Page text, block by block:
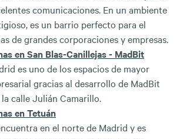
comunicaciones. En un ambiente
es un barrio perfecto para el
de grandes corporaciones y empresas.
en San Blas-Canillejas - MadBit
es uno de los espacios de mayor
gracias al desarrollo de MadBit
calle Julián Camarillo.
en Tetuán
en el norte de Madrid y es